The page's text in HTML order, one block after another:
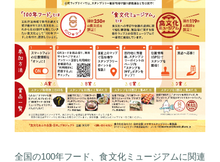
全国の100年フード、食文化ミュージアムに関連